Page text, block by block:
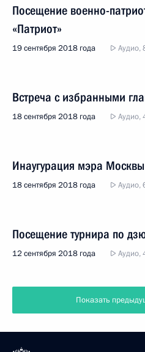
Посещение военно-
«Патриот»
19 сентября 2018 года Аудио,
Встреча с избранными
18 сентября 2018 года Аудио,
Инаугурация мэра Москвы
18 сентября 2018 года Аудио,
Посещение турнира по
12 сентября 2018 года Аудио,
Показать